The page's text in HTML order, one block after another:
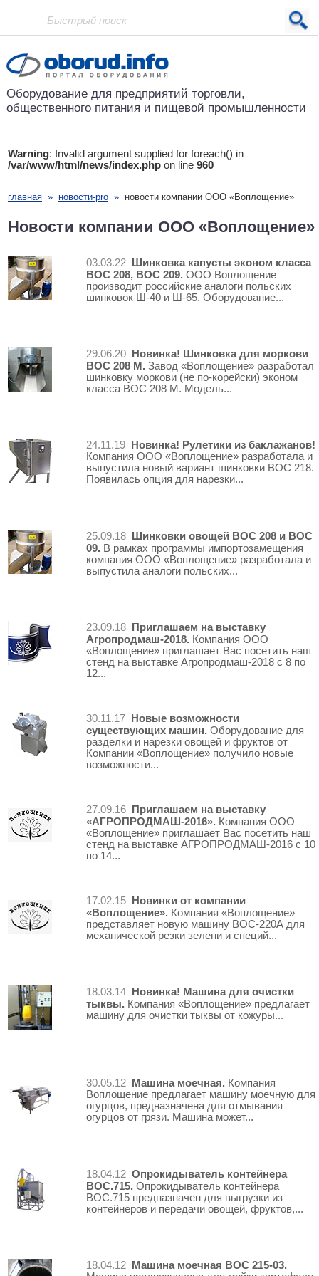
Проект основан в 2001 году
Оборудование для предприятий торговли,
общественного питания и пищевой промышленности
Warning: Invalid argument supplied for foreach() in
/var/www/html/news/index.php on line 960
главная » новости-pro » новости компании ООО «Воплощение»
Новости компании ООО «Воплощение»
03.03.22 Шинковка капусты эконом класса
ВОС 208, ВОС 209. ООО Воплощение
производит российские аналоги польских
шинковок Ш-40 и Ш-65. Оборудование...
29.06.20 Новинка! Шинковка для моркови
ВОС 208 М. Завод «Воплощение» разработал
шинковку моркови (не по-корейски) эконом
класса ВОС 208 М. Модель...
24.11.19 Новинка! Рулетики из баклажанов!
Компания ООО «Воплощение» разработала и
выпустила новый вариант шинковки ВОС 218.
Появилась опция для нарезки...
25.09.18 Шинковки овощей ВОС 208 и ВОС
09. В рамках программы импортозамещения
компания ООО «Воплощение» разработала и
выпустила аналоги польских...
23.09.18 Приглашаем на выставку
Агропродмаш-2018. Компания ООО
«Воплощение» приглашает Вас посетить наш
стенд на выставке Агропродмаш-2018 с 8 по
12...
30.11.17 Новые возможности
существующих машин. Оборудование для
разделки и нарезки овощей и фруктов от
Компании «Воплощение» получило новые
возможности...
27.09.16 Приглашаем на выставку
«АГРОПРОДМАШ-2016». Компания ООО
«Воплощение» приглашает Вас посетить наш
стенд на выставке АГРОПРОДМАШ-2016 с 10
по 14...
17.02.15 Новинки от компании
«Воплощение». Компания «Воплощение»
представляет новую машину ВОС-220А для
механической резки зелени и специй...
18.03.14 Новинка! Машина для очистки
тыквы. Компания «Воплощение» предлагает
машину для очистки тыквы от кожуры...
30.05.12 Машина моечная. Компания
Воплощение предлагает машину моечную для
огурцов, предназначена для отмывания
огурцов от грязи. Машина может...
18.04.12 Опрокидыватель контейнера
ВОС.715. Опрокидыватель контейнера
ВОС.715 предназначен для выгрузки из
контейнеров и передачи овощей, фруктов,...
18.04.12 Машина моечная ВОС 215-03.